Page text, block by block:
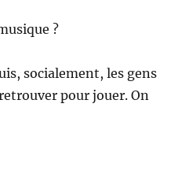
?
socialement, les gens
pour jouer. On